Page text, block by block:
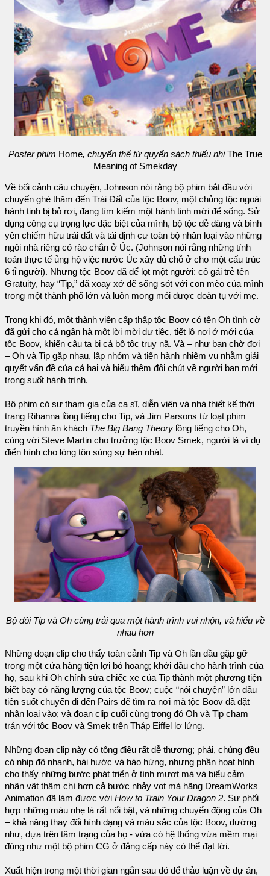
Poster phim Home, chuyển thể từ quyển sách thiếu nhiThe True
Meaning of Smekday
Về bối cảnh câu chuyện, Johnson nói rằng bộ phim bắt đầu với
chuyến ghé thăm đến Trái Đất của tộc Boov, một chủng tộc ngoài
hành tinh bị bỏ rơi, đang tìm kiếm một hành tinh mới để sống. Sử
dụng công cụ trọng lực đặc biệt của mình, bộ tộc dễ dàng và bình
yên chiếm hữu trái đất và tái định cư toàn bộ nhân loại vào những
ngôi nhà riêng có rào chắn ở Úc. (Johnson nói rằng những tính
toán thực tế ủng hộ việc nước Úc xây đủ chỗ ở cho một cấu trúc
6 tỉ người). Nhưng tộc Boov đã để lọt một người: cô gái trẻ tên
Gratuity, hay “Tip,” đã xoay xở để sống sót với con mèo của mình
trong một thành phố lớn và luôn mong mỏi được đoàn tụ với mẹ.
Trong khi đó, một thành viên cấp thấp tộc Boov có tên Oh tình cờ
đã gửi cho cả ngân hà một lời mời dự tiệc, tiết lộ nơi ở mới của
tộc Boov, khiến cậu ta bị cả bộ tộc truy nã. Và – như bạn chờ đợi
– Oh và Tip gặp nhau, lập nhóm và tiến hành nhiệm vụ nhằm giải
quyết vấn đề của cả hai và hiểu thêm đôi chút về người bạn mới
trong suốt hành trình.
Bộ phim có sự tham gia của ca sĩ, diễn viên và nhà thiết kế thời
trang Rihanna lồng tiếng cho Tip, và Jim Parsons từ loạt phim
truyền hình ăn khách The Big Bang Theory lồng tiếng cho Oh,
cùng với Steve Martin cho trưởng tộc Boov Smek, người là ví dụ
điển hình cho lòng tôn sùng sự hèn nhát.
Bộ đôi Tip và Oh cùng trải qua một hành trình vui nhộn, và hiểu về
nhau hơn
Những đoạn clip cho thấy toàn cảnh Tip và Oh lần đầu gặp gỡ
trong một cửa hàng tiện lợi bỏ hoang; khởi đầu cho hành trình của
họ, sau khi Oh chỉnh sửa chiếc xe của Tip thành một phương tiện
biết bay có năng lượng của tộc Boov; cuộc “nói chuyện” lớn đầu
tiên suốt chuyến đi đến Pairs để tìm ra nơi mà tộc Boov đã đặt
nhân loại vào; và đoạn clip cuối cùng trong đó Oh và Tip chạm
trán với tộc Boov và Smek trên Tháp Eiffel lơ lửng.
Những đoạn clip này có tông điệu rất dễ thương; phải, chúng đều
có nhịp độ nhanh, hài hước và hào hứng, nhưng phần hoạt hình
cho thấy những bước phát triển ở tính mượt mà và biểu cảm
nhân vật thậm chí hơn cả bước nhảy vọt mà hãng DreamWorks
Animation đã làm được với How to Train Your Dragon 2. Sự phối
hợp những màu nhẹ là rất nổi bật, và những chuyển động của Oh
– khả năng thay đổi hình dạng và màu sắc của tộc Boov, dường
như, dựa trên tâm trạng của họ - vừa có hệ thống vừa mềm mại
đúng như một bộ phim CG ở đẳng cấp này có thể đạt tới.
Xuất hiện trong một thời gian ngắn sau đó để thảo luận về dự án,